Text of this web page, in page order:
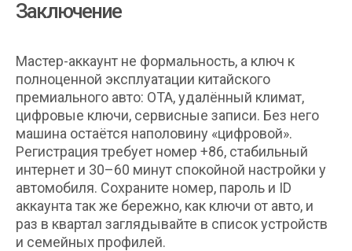
Заключение
Мастер-аккаунт не формальность, а ключ к
полноценной эксплуатации китайского
премиального авто: OTA, удалённый климат,
цифровые ключи, сервисные записи. Без него
машина остаётся наполовину «цифровой».
Регистрация требует номер +86, стабильный
интернет и 30–60 минут спокойной настройки у
автомобиля. Сохраните номер, пароль и ID
аккаунта так же бережно, как ключи от авто, и
раз в квартал заглядывайте в список устройств
и семейных профилей.